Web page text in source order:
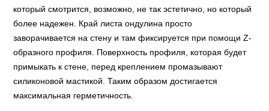
который смотрится, возможно, не так эстетично, но который
более надежен. Край листа ондулина просто
заворачивается на стену и там фиксируется при помощи Z-
образного профиля. Поверхность профиля, которая будет
примыкать к стене, перед креплением промазывают
силиконовой мастикой. Таким образом достигается
максимальная герметичность.